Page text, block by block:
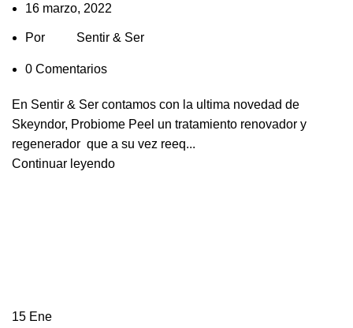
16 marzo, 2022
Por Sentir & Ser
0 Comentarios
En Sentir & Ser contamos con la ultima novedad de
Skeyndor, Probiome Peel un tratamiento renovador y
regenerador que a su vez reeq...
Continuar leyendo
15 Ene